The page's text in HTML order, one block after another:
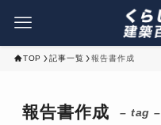
TOP 記事一覧 報告書作成
報告書作成 – tag –